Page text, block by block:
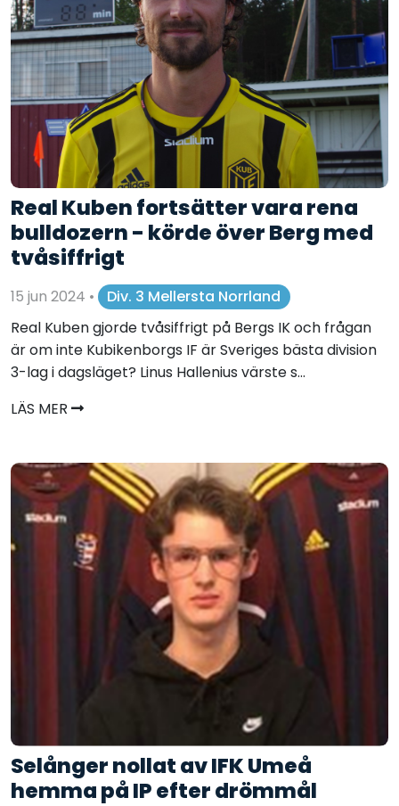
Real Kuben fortsätter vara rena
bulldozern - körde över Berg med
tvåsiffrigt
15 jun 2024 •
Div. 3 Mellersta Norrland
Real Kuben gjorde tvåsiffrigt på Bergs IK och frågan
är om inte Kubikenborgs IF är Sveriges bästa division
3-lag i dagsläget? Linus Hallenius värste s...
LÄS MER
Selånger nollat av IFK Umeå
hemma på IP efter drömmål